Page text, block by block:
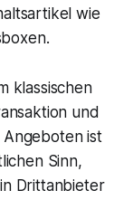
wie
klassischen
und
ist
Sinn,
Drittanbieter